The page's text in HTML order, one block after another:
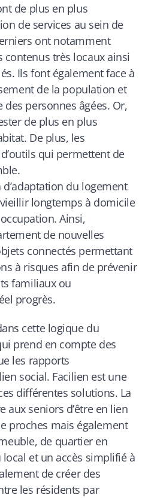
de plus en plus
de services au sein de
ont notamment
très locaux ainsi
Ils font également face à
de la population et
des personnes âgées. Or,
de plus en plus
De plus, les
qui permettent de
du logement
longtemps à domicile
Ainsi,
de nouvelles
connectés permettant
à risques afin de prévenir
familiaux ou
progrès.
cette logique du
prend en compte des
les rapports
social. Facilien est une
différentes solutions. La
aux seniors d’être en lien
proches mais également
de quartier en
et un accès simplifié à
de créer des
les résidents par